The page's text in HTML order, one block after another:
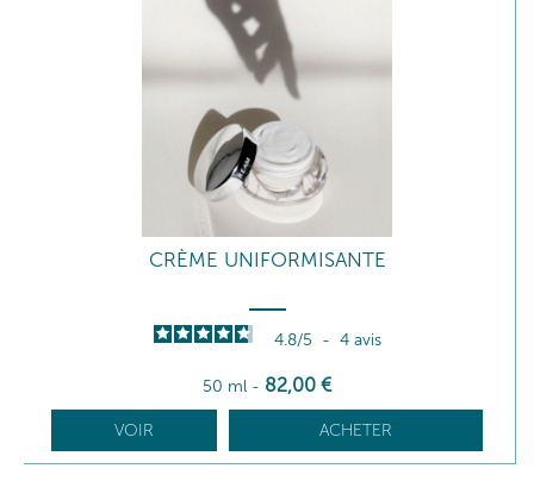
CRÈME UNIFORMISANTE
4.8/5 - 4 avis
50 ml - 82,00 €
VOIR ACHETER